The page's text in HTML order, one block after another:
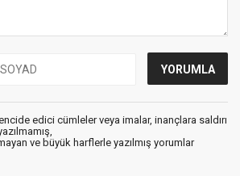
edici cümleler veya imalar, inançlara saldırı
ve büyük harflerle yazılmış yorumlar